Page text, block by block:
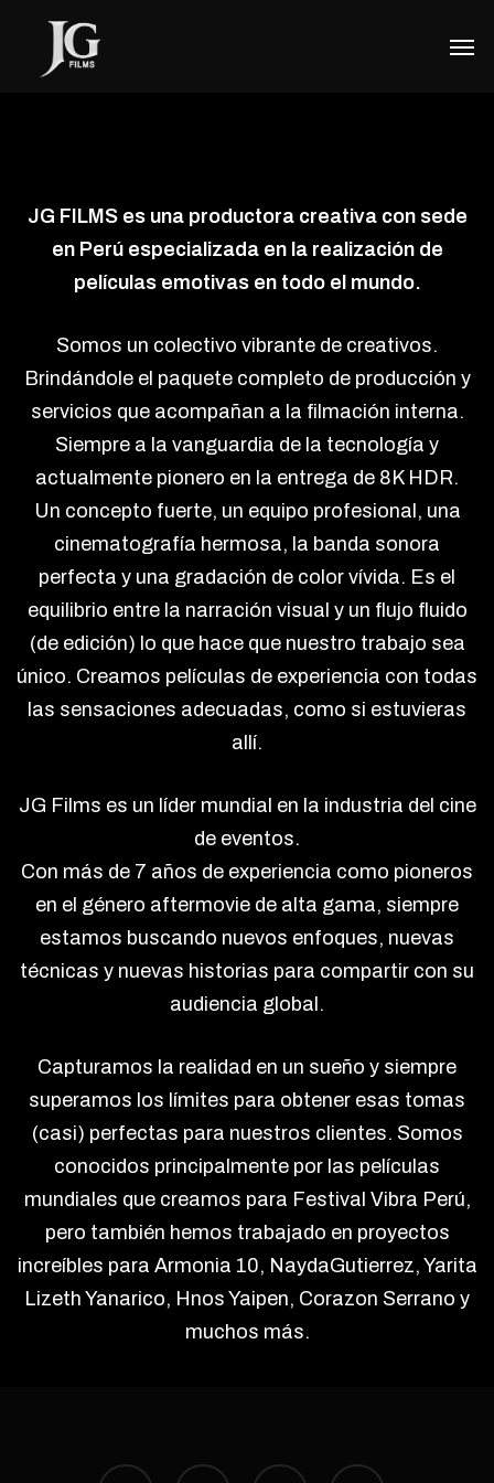
main
JG FILMS es una productora creativa con sede
en Perú especializada en la realización de
películas emotivas en todo el mundo.
Somos un colectivo vibrante de creativos.
Brindándole el paquete completo de producción y
servicios que acompañan a la filmación interna.
Siempre a la vanguardia de la tecnología y
actualmente pionero en la entrega de 8K HDR.
Un concepto fuerte, un equipo profesional, una
cinematografía hermosa, la banda sonora
perfecta y una gradación de color vívida. Es el
equilibrio entre la narración visual y un flujo fluido
(de edición) lo que hace que nuestro trabajo sea
único. Creamos películas de experiencia con todas
las sensaciones adecuadas, como si estuvieras
allí.
JG Films es un líder mundial en la industria del cine
de eventos.
Con más de 7 años de experiencia como pioneros
en el género aftermovie de alta gama, siempre
estamos buscando nuevos enfoques, nuevas
técnicas y nuevas historias para compartir con su
audiencia global.
Capturamos la realidad en un sueño y siempre
superamos los límites para obtener esas tomas
(casi) perfectas para nuestros clientes. Somos
conocidos principalmente por las películas
mundiales que creamos para Festival Vibra Perú,
pero también hemos trabajado en proyectos
increíbles para Armonia 10, NaydaGutierrez, Yarita
Lizeth Yanarico, Hnos Yaipen, Corazon Serrano y
muchos más.
facebook vimeo youtube instagram